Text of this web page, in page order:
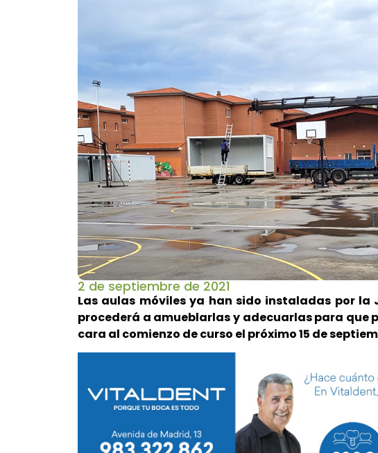
2 de septiembre de 2021
Las aulas móviles ya han sido instaladas por la
procederá a amueblarlas y adecuarlas para que
cara al comienzo de curso el próximo 15 de